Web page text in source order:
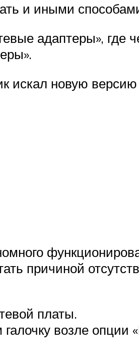
и иными
адаптеры», где
искал новую
причиной
платы.
возле опции